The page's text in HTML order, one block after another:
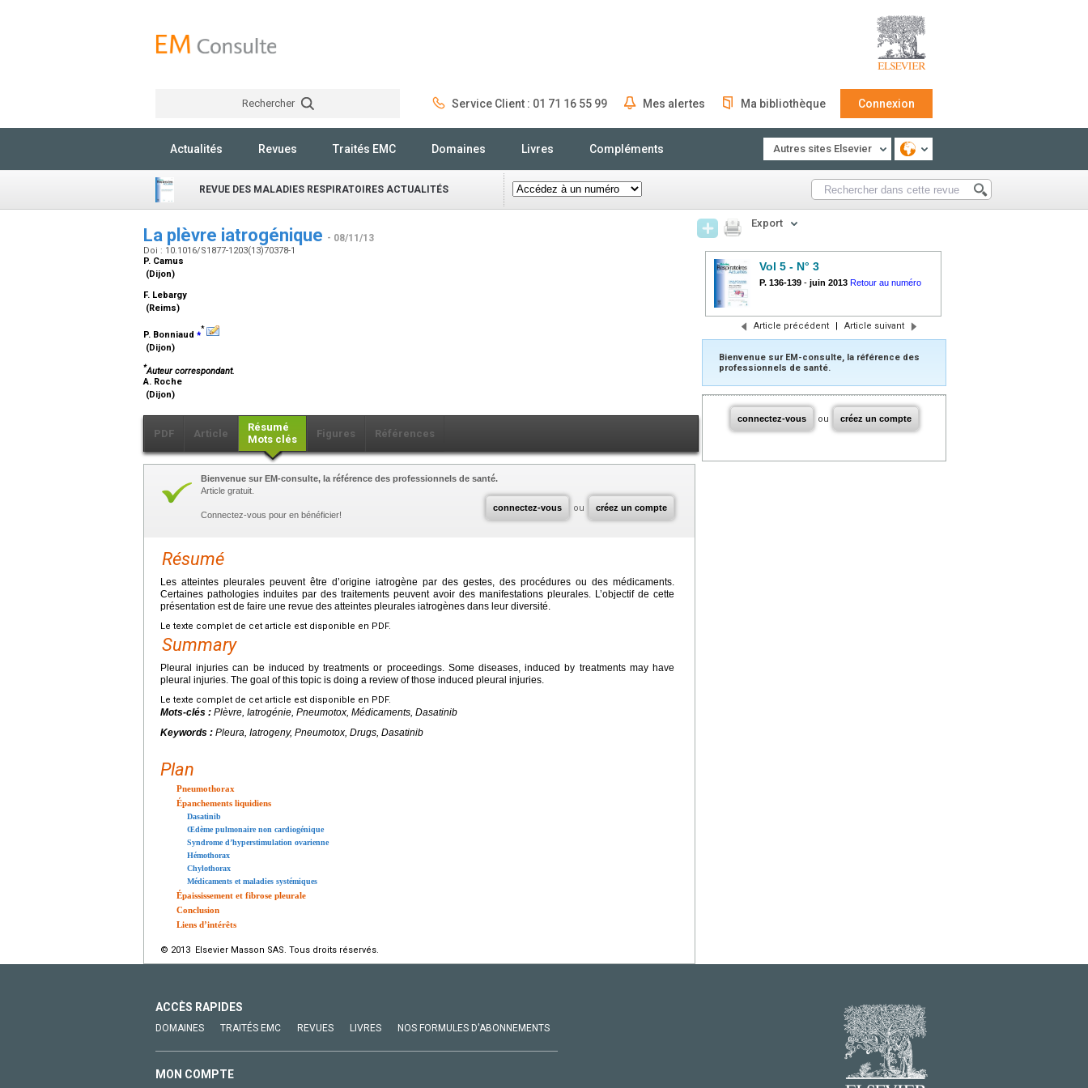
Rechercher Service Client : 01 71 16 55 99 Mes alertes Ma bibliothèque Connexion
Actualités Revues Traités EMC Domaines Livres Compléments Autres sites Elsevier
REVUE DES MALADIES RESPIRATOIRES ACTUALITÉS
La plèvre iatrogénique - 08/11/13
Doi : 10.1016/S1877-1203(13)70378-1
P. Camus
(Dijon)
F. Lebargy
(Reims)
P. Bonniaud ⁎*
(Dijon)
*Auteur correspondant.
A. Roche
(Dijon)
PDF Article
Résumé
Mots clés
Figures Références
connectez-vous ou créez un compte
Bienvenue sur EM-consulte, la référence des professionnels de santé.
Article gratuit.
Connectez-vous pour en bénéficier!
Résumé
Les atteintes pleurales peuvent être d’origine iatrogène par des gestes, des procédures ou des médicaments.
Certaines pathologies induites par des traitements peuvent avoir des manifestations pleurales. L’objectif de cette
présentation est de faire une revue des atteintes pleurales iatrogènes dans leur diversité.
Le texte complet de cet article est disponible en PDF.
Summary
Pleural injuries can be induced by treatments or proceedings. Some diseases, induced by treatments may have
pleural injuries. The goal of this topic is doing a review of those induced pleural injuries.
Le texte complet de cet article est disponible en PDF.
Mots-clés : Plèvre, Iatrogénie, Pneumotox, Médicaments, Dasatinib
Keywords : Pleura, Iatrogeny, Pneumotox, Drugs, Dasatinib
Plan
Pneumothorax
Épanchements liquidiens
Dasatinib
Œdème pulmonaire non cardiogénique
Syndrome d’hyperstimulation ovarienne
Hémothorax
Chylothorax
Médicaments et maladies systémiques
Épaississement et fibrose pleurale
Conclusion
Liens d’intérêts
© 2013 Elsevier Masson SAS. Tous droits réservés.
Export
Vol 5 - N° 3
P. 136-139 - juin 2013 Retour au numéro
Article précédent | Article suivant
Bienvenue sur EM-consulte, la référence des
professionnels de santé.
connectez-vous ou créez un compte
ACCÈS RAPIDES
DOMAINES TRAITÉS EMC REVUES LIVRES NOS FORMULES D'ABONNEMENTS
MON COMPTE